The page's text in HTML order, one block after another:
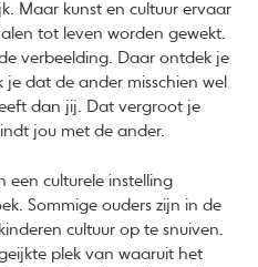
Maar kunst en cultuur ervaar
tot leven worden gewekt.
verbeelding. Daar ontdek je
dat de ander misschien wel
dan jij. Dat vergroot je
jou met de ander.
een culturele instelling
Sommige ouders zijn in de
cultuur op te snuiven.
plek van waaruit het